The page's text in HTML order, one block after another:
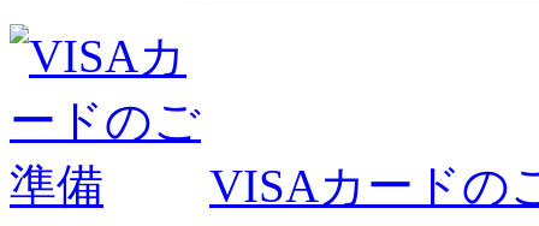
VISAカードの